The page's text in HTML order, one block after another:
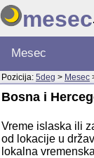
mesec
Mesec
Pozicija: 5deg > Mesec
Bosna i
Vreme islaska ili
od lokacije u
lokalna